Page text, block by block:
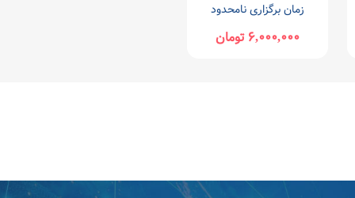
زمان برگزاری نامحدود
۶,۰۰۰,۰۰۰ تومان